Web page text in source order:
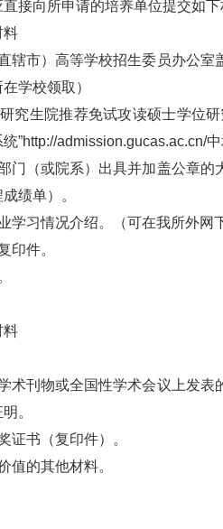
向所申请的培养单位提交如下
市）高等学校招生委员办公室
学校领取）
生院推荐免试攻读硕士学位研
”http://admission.gucas.ac.cn/中
（或院系）出具并加盖公章的
绩单）。
习情况介绍。（可在我所外网下
件。
刊物或全国性学术会议上发表
。
书（复印件）。
的其他材料。